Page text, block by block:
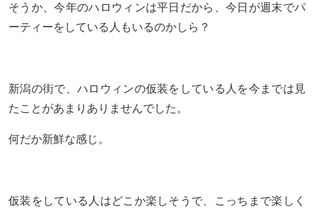
そうか、今年のハロウィンは平日だから、今日が週末でパ
ーティーをしている人もいるのかしら？
新潟の街で、ハロウィンの仮装をしている人を今までは見
たことがあまりありませんでした。
何だか新鮮な感じ。
仮装をしている人はどこか楽しそうで、こっちまで楽しく